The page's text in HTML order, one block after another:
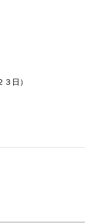
日）